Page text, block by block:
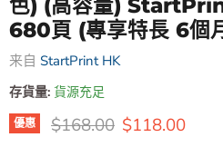
色) (高容量)
680頁 (專享特長 6個
来自 StartPrint HK
存貨量: 貨源充足
優惠 原價
$168.00 售價
$118.00